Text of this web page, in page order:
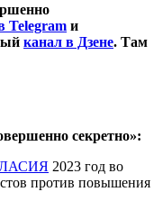
Telegram и
канал в Дзене. Там
секретно»:
2023 год во
против повышения